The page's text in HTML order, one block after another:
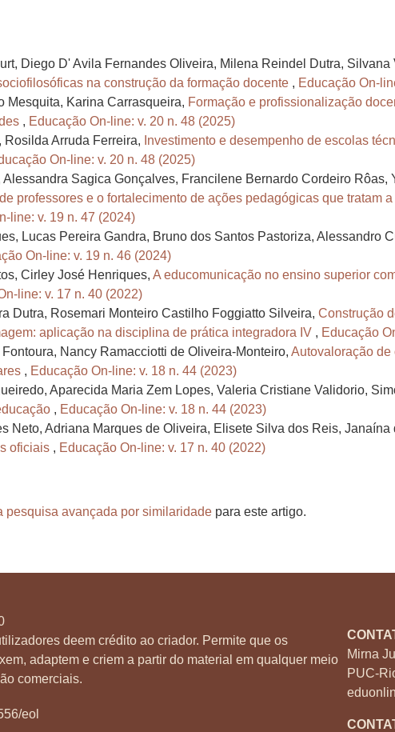
Diego D' Avila Fernandes Oliveira, Milena Reindel Dutra, Silvana
na construção da formação docente , Educação On-
Mesquita, Karina Carrasqueira, Formação e profissionalização
, Educação On-line: v. 20 n. 48 (2025)
Arruda Ferreira, Investimento e desempenho de escolas
On-line: v. 20 n. 48 (2025)
Sagica Gonçalves, Francilene Bernardo Cordeiro Rôas,
professores e o fortalecimento de ações pedagógicas que tratam
line: v. 19 n. 47 (2024)
Lucas Pereira Gandra, Bruno dos Santos Pastoriza, Alessandro
On-line: v. 19 n. 46 (2024)
Cirley José Henriques, A educomunicação no ensino superior
line: v. 17 n. 40 (2022)
Dutra, Rosemari Monteiro Castilho Foggiatto Silveira, Construção
aplicação na disciplina de prática integradora IV , Educação
Nancy Ramacciotti de Oliveira-Monteiro, Autovaloração
, Educação On-line: v. 18 n. 44 (2023)
Aparecida Maria Zem Lopes, Valeria Cristiane Validorio,
, Educação On-line: v. 18 n. 44 (2023)
Neto, Adriana Marques de Oliveira, Elisete Silva dos Reis, Janaína
oficiais , Educação On-line: v. 17 n. 40 (2022)
pesquisa avançada por similaridade para este artigo.
deem crédito ao criador. Permite que os
adaptem e criem a partir do material em qualquer meio
comerciais.
Mirna
PUC-
eol